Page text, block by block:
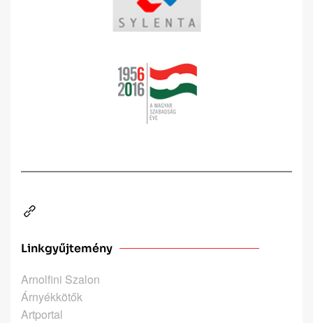
Linkgyűjtemény
Arnolfini Szalon
Árnyékkötők
Artportal